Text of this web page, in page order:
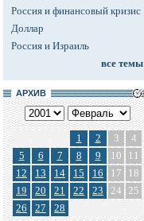
Россия и финансовый кризис
Доллар
Россия и Израиль
все темы
АРХИВ
1 2 3
4
5
6 7 8 9 10
11
12
13 14 15 16 17
18
19
20 21 22 23 24 25
26
27 28